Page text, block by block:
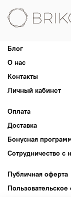
Блог
О нас
Контакты
Личный кабинет
Оплата
Доставка
Бонусная
Сотрудничество с
Публичная оферта
Пользовательское